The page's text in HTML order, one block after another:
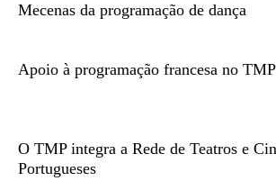
Mecenas da programação de dança
Apoio à programação francesa no
O TMP integra a Rede de Teatros e
Portugueses